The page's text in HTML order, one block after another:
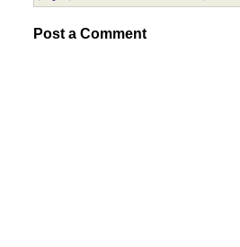
Post a Comment